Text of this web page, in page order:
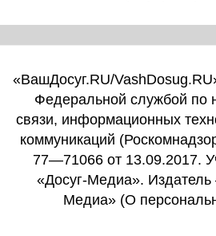
«ВашДосуг.RU/
Федеральной службой по
связи, информационных
коммуникаций
77—71066 от 13.09.2017.
«Досуг-Медиа».
Медиа» (О